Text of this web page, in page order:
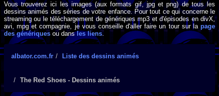
Vous trouverez ici les images (aux formats gif, jpg et png) de tous les
dessins animés des séries de votre enfance. Pour tout ce qui concerne le
streaming ou le téléchargement de génériques mp3 et d'épisodes en divX,
avi, mpg et compagnie, je vous conseille d'aller faire un tour sur la page
des génériques ou dansles liens.
albator.com.fr Liste des dessins animés
The Red Shoes - Dessins animés